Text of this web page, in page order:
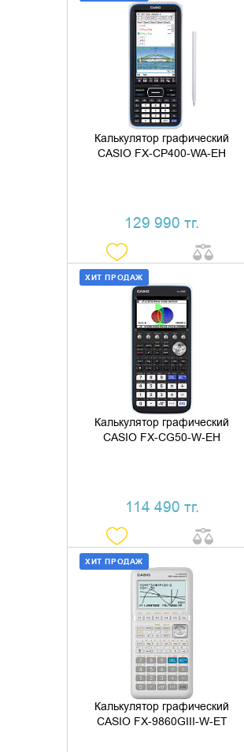
Калькулятор графический
CASIO FX-CP400-WA-EH
129 990 тг.
ДОБАВИТЬ В КОРЗИНУ
КУПИТЬ В 1 КЛИК
Калькулятор графический
CASIO FX-CG50-W-EH
114 490 тг.
ХИТ ПРОДАЖ
ДОБАВИТЬ В КОРЗИНУ
КУПИТЬ В 1 КЛИК
Калькулятор графический
CASIO FX-9860GIII-W-ET
ХИТ ПРОДАЖ
ДОБАВИТЬ В КОРЗИНУ
КУПИТЬ В 1 КЛИК